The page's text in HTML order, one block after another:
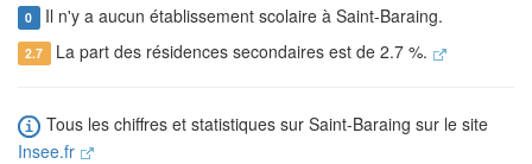
0 Il n'y a aucun établissement scolaire à Saint-Baraing.
2.7 La part des résidences secondaires est de 2.7 %.
Tous les chiffres et statistiques sur Saint-Baraing sur le site
Insee.fr